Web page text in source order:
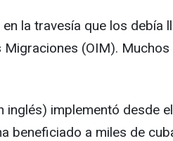
la travesía que los
(OIM).
implementó desde
beneficiado a miles de